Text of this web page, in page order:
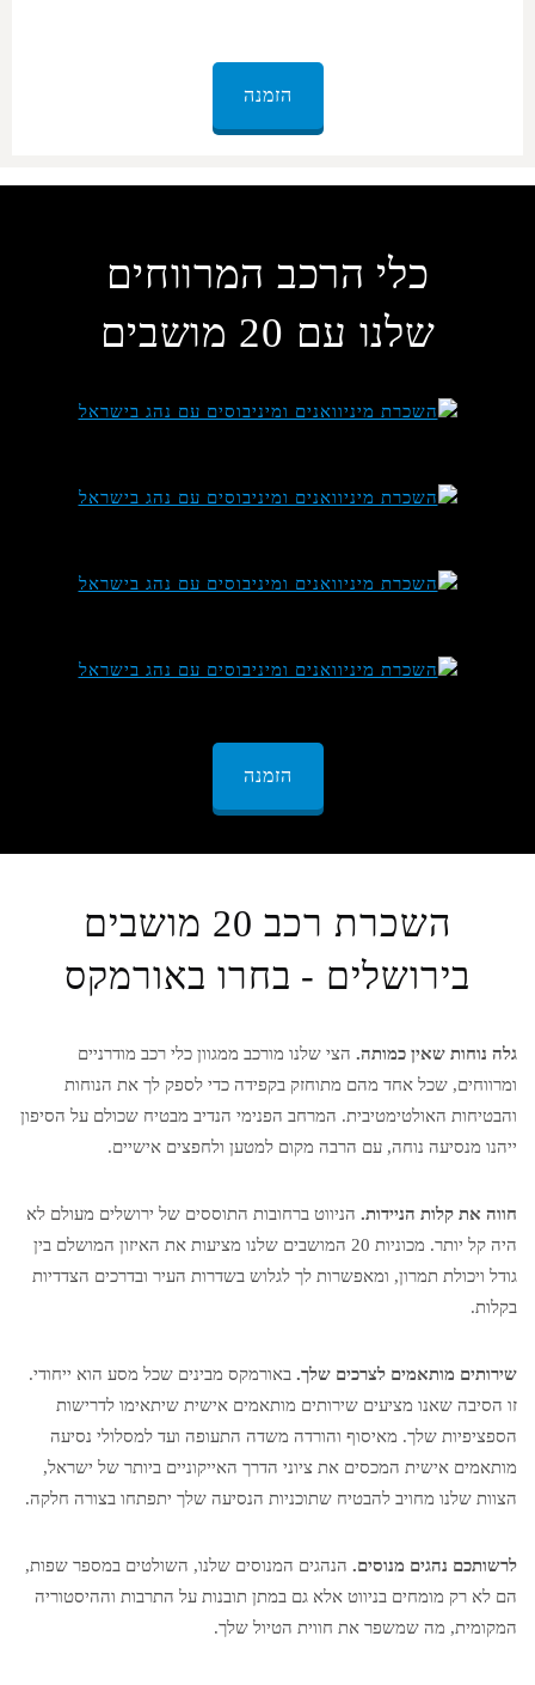
הזמנה
כלי הרכב המרווחים
שלנו עם 20 מושבים
הזמנה
השכרת רכב 20 מושבים
בירושלים - בחרו באורמקס
גלה נוחות שאין כמותה. הצי שלנו מורכב ממגוון כלי רכב מודרניים
ומרווחים, שכל אחד מהם מתוחזק בקפידה כדי לספק לך את הנוחות
והבטיחות האולטימטיבית. המרחב הפנימי הנדיב מבטיח שכולם על הסיפון
ייהנו מנסיעה נוחה, עם הרבה מקום למטען ולחפצים אישיים.
חווה את קלות הניידות. הניווט ברחובות התוססים של ירושלים מעולם לא
היה קל יותר. מכוניות 20 המושבים שלנו מציעות את האיזון המושלם בין
גודל ויכולת תמרון, ומאפשרות לך לגלוש בשדרות העיר ובדרכים הצדדיות
בקלות.
שירותים מותאמים לצרכים שלך. באורמקס מבינים שכל מסע הוא ייחודי.
זו הסיבה שאנו מציעים שירותים מותאמים אישית שיתאימו לדרישות
הספציפיות שלך. מאיסוף והורדה משדה התעופה ועד למסלולי נסיעה
מותאמים אישית המכסים את ציוני הדרך האייקוניים ביותר של ישראל,
הצוות שלנו מחויב להבטיח שתוכניות הנסיעה שלך יתפתחו בצורה חלקה.
לרשותכם נהגים מנוסים. הנהגים המנוסים שלנו, השולטים במספר שפות,
הם לא רק מומחים בניווט אלא גם במתן תובנות על התרבות וההיסטוריה
המקומית, מה שמשפר את חווית הטיול שלך.